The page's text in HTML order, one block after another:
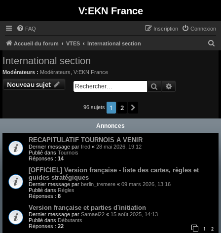
V:EKN France
FAQ Connexion
Inscription
Accueil du forum VTES International section
International section
Modérateurs : Modérateurs V:EKN France
Nouveau sujet Rechercher
96 sujets 1 2
Annonces
RECAPITULATIF TOURNOIS A VENIR
Dernier message par fred « 28 mai 2026, 19:12
Publié dans Tournois
Réponses : 14
[OFFICIEL] Version française - liste des cartes, règles et
guides stratégiques
Dernier message par berlin_tremere « 09 mars 2026, 13:16
Publié dans Règles
Réponses : 8
Version française et parties d'initiation
Dernier message par Samael22 « 15 août 2025, 14:13
Publié dans Débutants
Réponses : 22 1 2